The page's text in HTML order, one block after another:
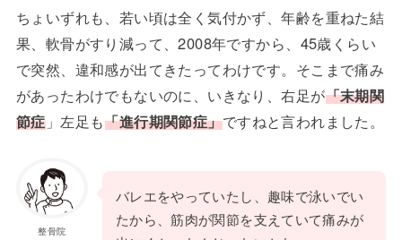
ちょいずれも、若い頃は全く気付かず、年齢を重ねた結
果、軟骨がすり減って、2008年ですから、45歳くらい
で突然、違和感が出てきたってわけです。そこまで痛み
があったわけでもないのに、いきなり、右足が「末期関
節症」左足も「進行期関節症」ですねと言われました。
整骨院
バレエをやっていたし、趣味で泳いでい
たから、筋肉が関節を支えていて痛みが